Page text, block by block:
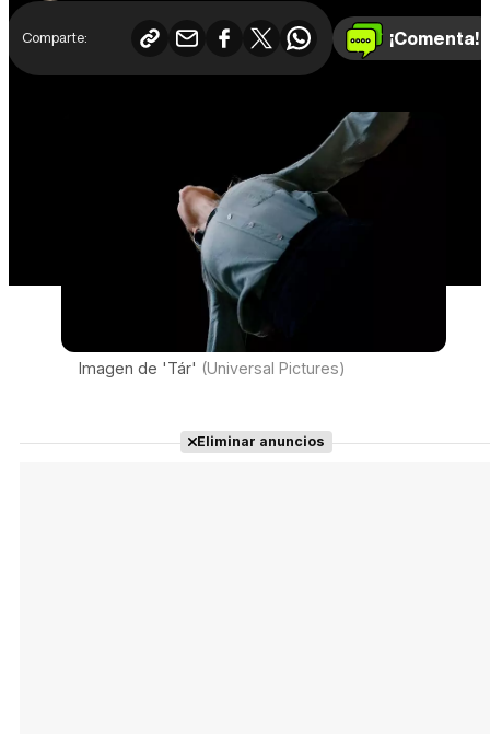
Comparte: ¡Comenta!
Imagen de 'Tár' (Universal Pictures)
Eliminar anuncios